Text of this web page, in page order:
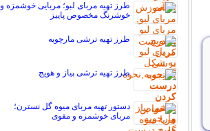
طرز تهیه مربای لبو؛ مربایی خوشمزه و
خوشرنگ مخصوص پاییز
طرز تهیه ترشی مارچوبه
طرز تهیه ترشی پیاز و هویج
دستور تهیه مربای میوه گل نسترن؛
مربای خوشمزه و مقوی